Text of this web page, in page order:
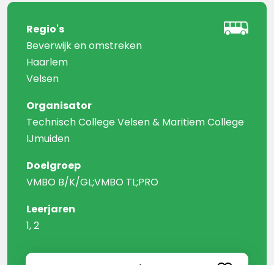
Regio's
Beverwijk en omstreken
Haarlem
Velsen
Organisator
Technisch College Velsen & Maritiem College
IJmuiden
Doelgroep
VMBO B/K/GL;VMBO TL;PRO
Leerjaren
1, 2